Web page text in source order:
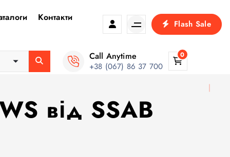
Контакти
Flash Sale
Call Anytime
+38 (067) 86 37 700
0
від SSAB